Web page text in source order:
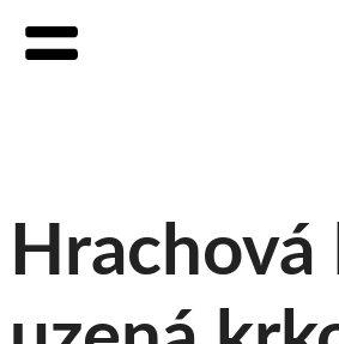
Hrachová